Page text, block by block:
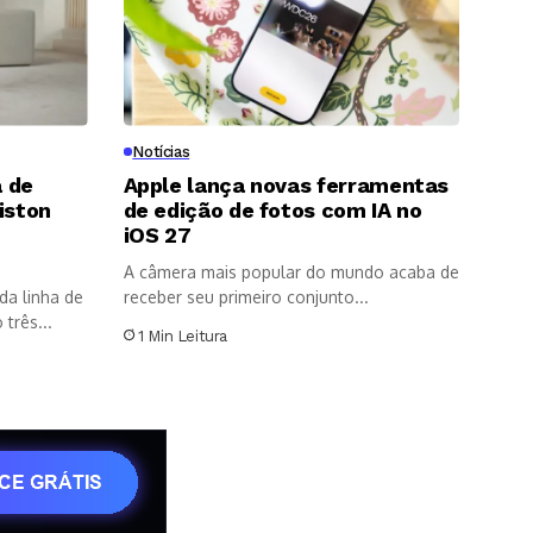
de
linha de
três...
Notícias
Apple lança novas ferramentas
de edição de fotos com IA no
iOS 27
A câmera mais popular do mundo acaba de
receber seu primeiro conjunto...
1 Min Leitura